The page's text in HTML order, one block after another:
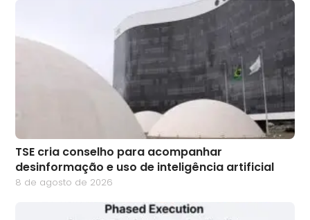
TSE cria conselho para acompanhar
desinformação e uso de inteligência artificial
8 de agosto de 2026